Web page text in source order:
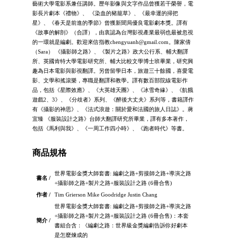
藝術大學電影系兼任講師。歷年影像與文字作品曾獲若干榮譽，電
影長片劇本《禮物》、 《染血的豬籠草》、《最幸運的掃把
星》、《春天是前進的季節》曾獲新聞局優良電影劇本獎。譯有
《故事的解剖》（合譯），由衷認為台灣影視產業最弱也最被忽視
的一環就是編劇。歡迎來信指教chengyuanh@gmail.com 。陳家倩
（Sara） 《攝影師之路》、《製片之路》政大公行系、輔大翻譯
所、英國肯特大學電影研究所、輔大比較文學博士班畢業，研究興
趣為日本電影與影視翻譯。另曾留學日本，旅遊三十餘國，喜愛電
影、文學和搖滾樂，專職是翻譯和教學。譯有數百部院線電影作
品，包括《星際效應》、《大英雄天團》、《冰雪奇緣》、《飢餓
遊戲2、3》、《分歧者》系列、《醉後大丈夫》系列等，書籍譯作
有《攝影的神思》、《法式浪遊：關於愛和法國的旅人日誌》。蔣
宜臻 《服裝設計之路》台師大翻譯研究所畢業，譯有多本著作，
包括《馬利與我》、《一周工作四小時》、《跑者時代》等書。
商品規格
書名 /
世界電影金獎大師套書: 編劇之路+剪接師之路+導演之路
+攝影師之路+製片之路+服裝設計之路 (6冊合售)
作者 /
Tim Grierson Mike Goodridge Justin Chang
簡介 /
世界電影金獎大師套書: 編劇之路+剪接師之路+導演之路
+攝影師之路+製片之路+服裝設計之路 (6冊合售)：本套
書組合含：《編劇之路：世界級金獎編劇告訴你好劇本
是怎麼煉成的